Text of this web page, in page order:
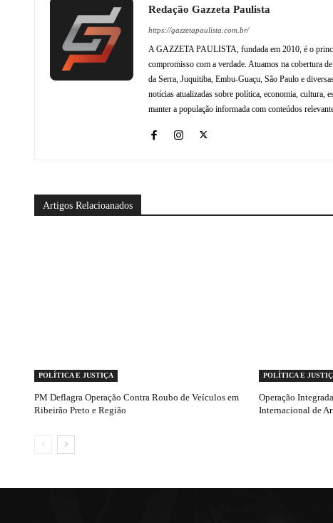
Redação Gazzeta Paulista
https://gazzetapaulista.com.br/
A GAZZETA PAULISTA, fundada em 2010, é o
compromisso com a verdade. Atuamos na cobertura
da Serra, Juquitiba, Embu-Guaçu, São Paulo e
notícias atualizadas sobre política, economia, cultura,
manter a população informada com conteúdos
Artigos Relacioanados
POLÍTICA E JUSTIÇA
PM Deflagra Operação Contra Roubo de Veículos em
Ribeirão Preto e Região
POLÍTICA E
Operação
Internacional de